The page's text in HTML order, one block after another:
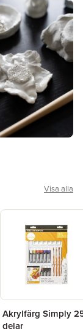
Visa alla
Akrylfärg Simply
delar